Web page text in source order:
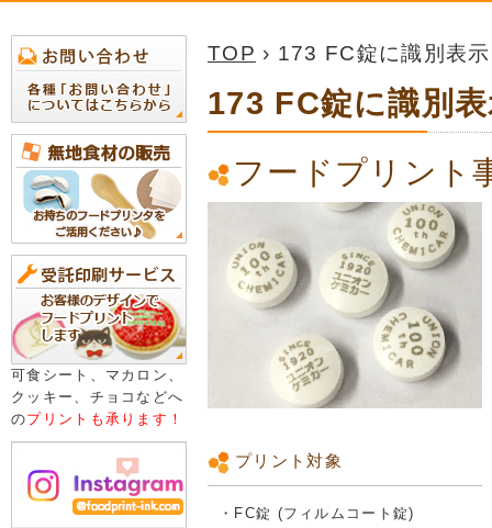
可食シート、マカロン、
クッキー、チョコなどへ
のプリントも承ります！
TOP › 173 FC錠に識別表示
173 FC錠に識別
フードプリント
プリント対象
・FC錠 (フィルムコート錠)